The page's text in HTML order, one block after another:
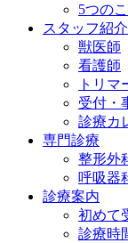
5つの
スタッフ紹介
獣医師
看護師
トリマ
受付・
診療カ
専門診療
整形外
呼吸器
診療案内
初めて
診療時